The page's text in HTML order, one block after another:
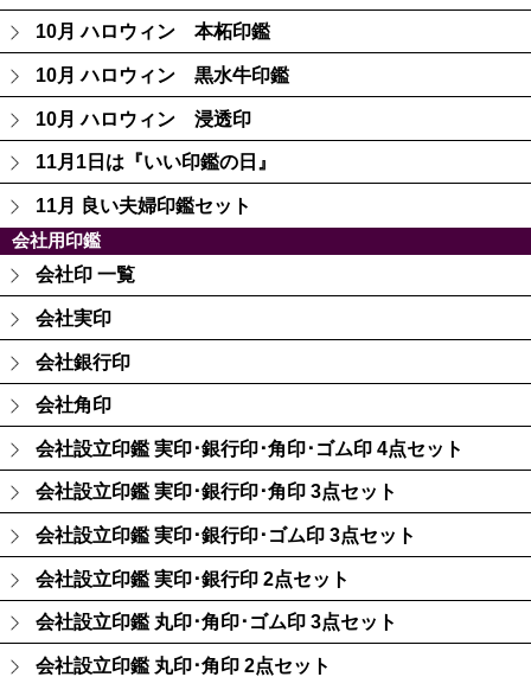
10月 ハロウィン 本柘印鑑
10月 ハロウィン 黒水牛印鑑
10月 ハロウィン 浸透印
11月1日は『いい印鑑の日』
11月 良い夫婦印鑑セット
会社用印鑑
会社印 一覧
会社実印
会社銀行印
会社角印
会社設立印鑑 実印･銀行印･角印･ゴム印 4点セット
会社設立印鑑 実印･銀行印･角印 3点セット
会社設立印鑑 実印･銀行印･ゴム印 3点セット
会社設立印鑑 実印･銀行印 2点セット
会社設立印鑑 丸印･角印･ゴム印 3点セット
会社設立印鑑 丸印･角印 2点セット